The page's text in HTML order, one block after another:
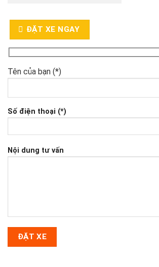
ĐẶT XE NGAY
Tên của bạn (*)
Số điện thoại (*)
Nội dung tư vấn